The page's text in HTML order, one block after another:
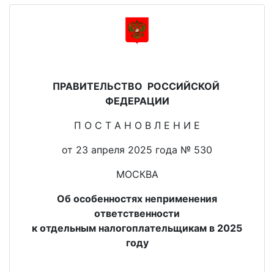
ПРАВИТЕЛЬСТВО РОССИЙСКОЙ
ФЕДЕРАЦИИ
П О С Т А Н О В Л Е Н И Е
от 23 апреля 2025 года № 530
МОСКВА
Об особенностях неприменения
ответственности
к отдельным налогоплательщикам в 2025
году